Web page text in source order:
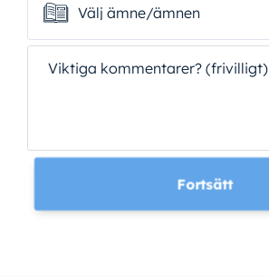
Välj ämne/ämnen
Välj ämne/ämnen
Viktiga kommentarer? (frivilligt)
Fortsätt